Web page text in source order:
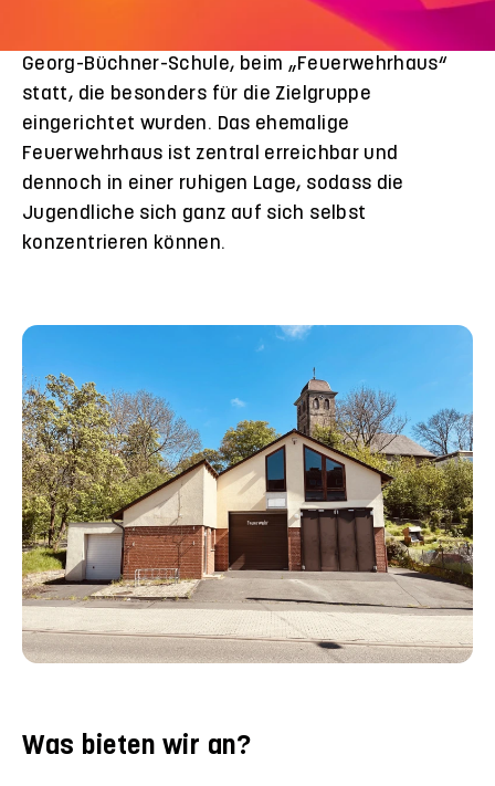
Das Angebot findet in den neuen Räumen der
Georg-Büchner-Schule, beim „Feuerwehrhaus“
statt, die besonders für die Zielgruppe
eingerichtet wurden. Das ehemalige
Feuerwehrhaus ist zentral erreichbar und
dennoch in einer ruhigen Lage, sodass die
Jugendliche sich ganz auf sich selbst
konzentrieren können.
Was bieten wir an?